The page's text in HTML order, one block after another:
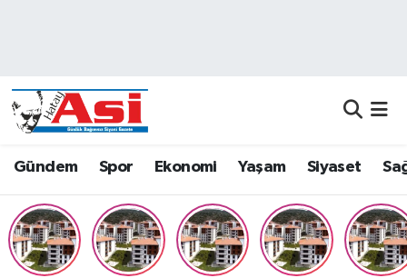
Gündem Spor Ekonomi Yaşam Siyaset
Dünya
Eğitim
Ekonomi
Gündem
Hava Durumu
Namaz Vakitleri
Trafik Durumu
Süper Lig Puan Durumu ve Fikstür